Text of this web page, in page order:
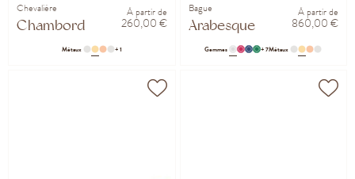
Chevalière
Chambord
À partir de
260,00 €
Métaux + 1
Bague
Arabesque
À partir de
860,00 €
Gemmes + 7Métaux